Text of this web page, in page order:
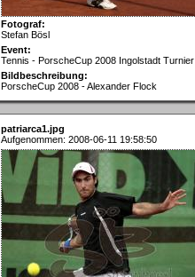
Fotograf:
Stefan Bösl
Event:
Tennis - PorscheCup 2008 Ingolstadt Turnier
Bildbeschreibung:
PorscheCup 2008 - Alexander Flock
patriarca1.jpg
Aufgenommen: 2008-06-11 19:58:50